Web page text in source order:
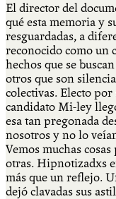
El director del
qué esta memoria y
resguardadas, a
reconocido como un
hechos que se
otros que son
colectivas. Electo
candidato Mi-ley
esa tan pregonada
nosotros y no lo
Vemos muchas
otras. Hipnotizadxs
más que un reflejo.
dejó clavadas sus